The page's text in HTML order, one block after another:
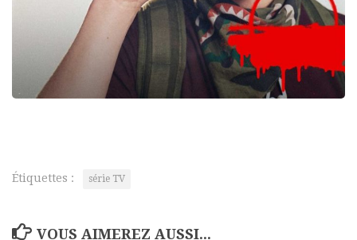
Étiquettes : série TV
VOUS AIMEREZ AUSSI...